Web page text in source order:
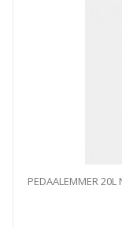
PEDAALEMMER 20L